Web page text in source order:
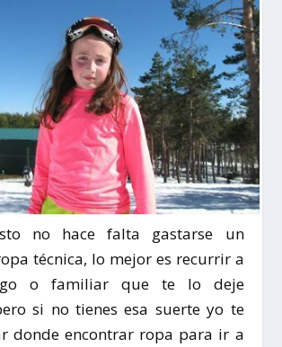
no hace falta gastarse un
técnica, lo mejor es recurrir a
o familiar que te lo deje
si no tienes esa suerte yo te
donde encontrar ropa para ir a